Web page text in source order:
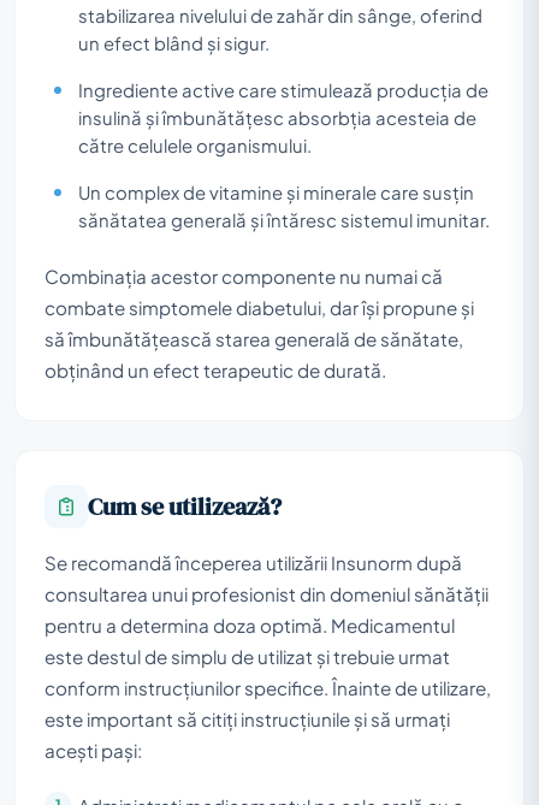
stabilizarea nivelului de zahăr din sânge, oferind
un efect blând și sigur.
Ingrediente active care stimulează producția de
insulină și îmbunătățesc absorbția acesteia de
către celulele organismului.
Un complex de vitamine și minerale care susțin
sănătatea generală și întăresc sistemul imunitar.
Combinația acestor componente nu numai că
combate simptomele diabetului, dar își propune și
să îmbunătățească starea generală de sănătate,
obținând un efect terapeutic de durată.
Cum se utilizează?
Se recomandă începerea utilizării Insunorm după
consultarea unui profesionist din domeniul sănătății
pentru a determina doza optimă. Medicamentul
este destul de simplu de utilizat și trebuie urmat
conform instrucțiunilor specifice. Înainte de utilizare,
este important să citiți instrucțiunile și să urmați
acești pași: